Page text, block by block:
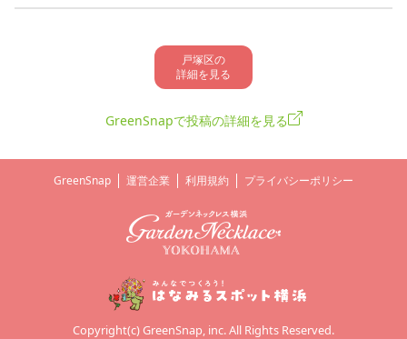
戸塚区の
詳細を見る
GreenSnapで投稿の詳細を見る
GreenSnap 運営企業 利用規約 プライバシーポリシー
Copyright(c) GreenSnap, inc. All Rights Reserved.